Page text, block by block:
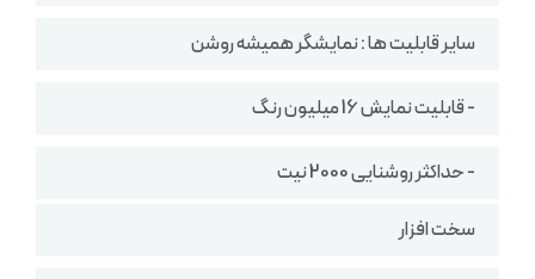
سایر قابلیت ها : نمایشگر همیشه روشن
- قابلیت نمایش 16 میلیون رنگ
- حداکثر روشنایی 2000 نیت
سخت افزار